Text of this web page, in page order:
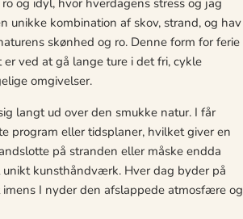
og idyl, hvor hverdagens stress og jag
kombination af skov, strand, og hav
skønhed og ro. Denne form for ferie
ved at gå lange ture i det fri, cykle
omgivelser.
langt ud over den smukke natur. I får
program eller tidsplaner, hvilket giver en
på stranden eller måske endda
kunsthåndværk. Hver dag byder på
I nyder den afslappede atmosfære og